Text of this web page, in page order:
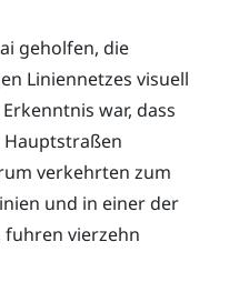
geholfen, die
Liniennetzes visuell
war, dass
Hauptstraßen
verkehrten zum
und in einer der
fuhren vierzehn